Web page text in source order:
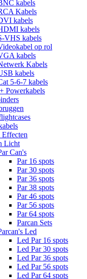
kabels
Kabels
kabels
kabels
VHS kabels
op rol
kabels
Kabels
kabels
5-6-7 kabels
Powerkabels
Licht
Can's
Par 16 spots
Par 30 spots
Par 36 spots
Par 38 spots
Par 46 spots
Par 56 spots
Par 64 spots
Parcan Sets
Led
Led Par 16 spots
Led Par 30 spots
Led Par 36 spots
Led Par 56 spots
Led Par 64 spots